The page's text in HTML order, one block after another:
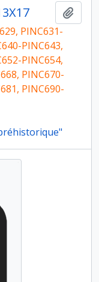
PINC631-
PINC643,
PINC654,
PINC670-
PINC690-